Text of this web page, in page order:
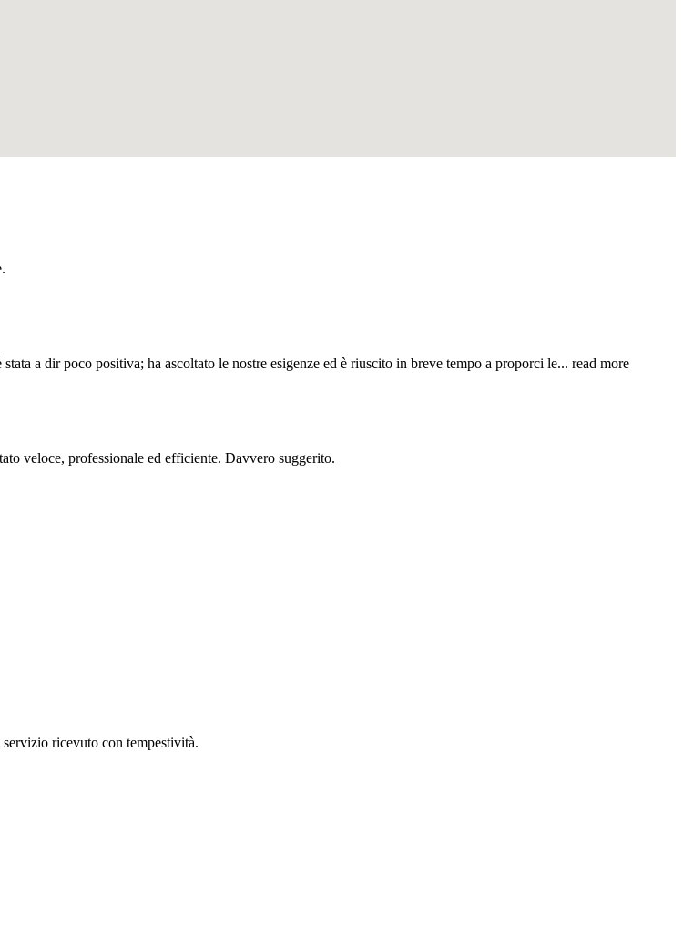
a dir poco positiva; ha ascoltato le nostre esigenze ed è riuscito in breve tempo a proporci le... read more
veloce, professionale ed efficiente. Davvero suggerito.
ricevuto con tempestività.